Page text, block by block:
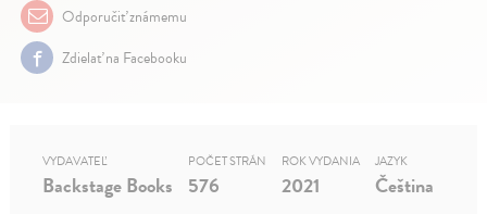
Odporučiť známemu
Zdielať na Facebooku
VYDAVATEĽ
Backstage Books
POČET STRÁN
576
ROK VYDANIA
2021
JAZYK
Čeština